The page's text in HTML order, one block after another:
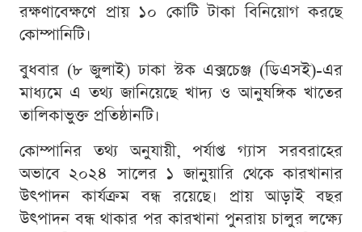
রক্ষণাবেক্ষণে প্রায় ১০ কোটি টাকা বিনিয়োগ করছে
কোম্পানিটি।
বুধবার (৮ জুলাই) ঢাকা স্টক এক্সচেঞ্জ (ডিএসই)-এর
মাধ্যমে এ তথ্য জানিয়েছে খাদ্য ও আনুষঙ্গিক খাতের
তালিকাভুক্ত প্রতিষ্ঠানটি।
কোম্পানির তথ্য অনুযায়ী, পর্যাপ্ত গ্যাস সরবরাহের
অভাবে ২০২৪ সালের ১ জানুয়ারি থেকে কারখানার
উৎপাদন কার্যক্রম বন্ধ রয়েছে। প্রায় আড়াই বছর
উৎপাদন বন্ধ থাকার পর কারখানা পুনরায় চালুর লক্ষ্যে